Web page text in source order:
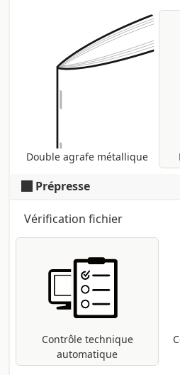
Double agrafe métallique
Dans la reliure avec
métallique les pages
ensemble avec 2 pièces de
insérés sur le dos du
2 œillets utiles pour insérer
Prépresse
Vérification fichier
Contrôle technique
automatique
pour tous les fichiers pdf :
dimensions et des polices
dans le profil
présentes d'autres
Pantone, etc ...).